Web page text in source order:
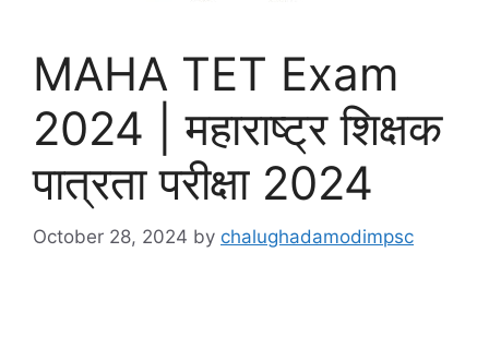
MAHA TET Exam
2024 | महाराष्ट्र शिक्षक
पात्रता परीक्षा 2024
October 28, 2024 by chalughadamodimpsc